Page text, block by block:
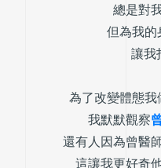
總是對
但為我的
讓我
為了改變體態我
我默默觀察
還有人因為曾醫
這讓我更好奇